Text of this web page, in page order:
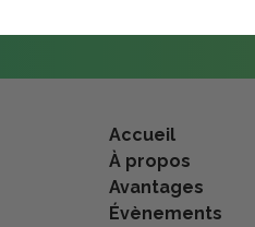
Accueil
À propos
Avantages
Évènements